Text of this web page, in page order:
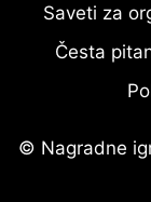
Saveti za
Česta
© Nagradne